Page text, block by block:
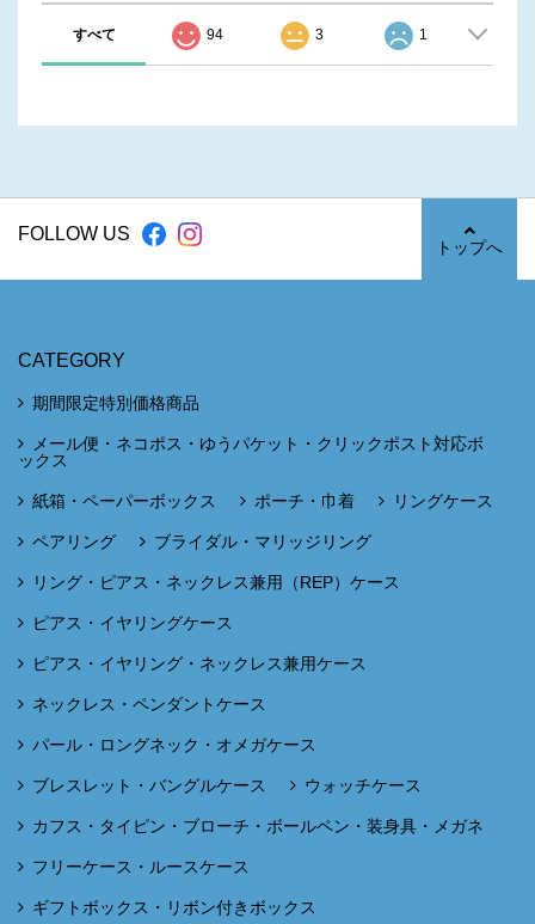
すべて 94 3 1
FOLLOW US
トップへ
CATEGORY
期間限定特別価格商品
メール便・ネコポス・ゆうパケット・クリックポスト対応ボ
ックス
紙箱・ペーパーボックス ポーチ・巾着 リングケース
ペアリング ブライダル・マリッジリング
リング・ピアス・ネックレス兼用（REP）ケース
ピアス・イヤリングケース
ピアス・イヤリング・ネックレス兼用ケース
ネックレス・ペンダントケース
パール・ロングネック・オメガケース
ブレスレット・バングルケース ウォッチケース
カフス・タイピン・ブローチ・ボールペン・装身具・メガネ
フリーケース・ルースケース
ギフトボックス・リボン付きボックス